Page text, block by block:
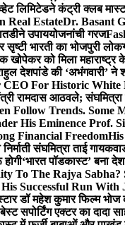
लिमिटेडने कंट्री क्लब
Real EstateDr. Basant
उपाययोजनांची गरज
सृष्टी भारती का भोजपुरी
को मिला महाराष्ट्र के
देशपांडे की ‘अभंगवारी’ ने
For Historic White
रामदास आठवले;
Follow Trends. Some
His Eminence
Financial Freedom
संघमित्रा ताई
‘भारत पॉडकास्ट’ बना
To The Rajya Sabha?
Successful Run With
डॉ महेश कुमार फिल्म
सपोर्टिंग एक्टर का दादा